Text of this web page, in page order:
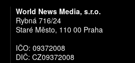
World News Media, s.r.o.
Rybná 716/24
Staré Město, 110 00 Praha
IČO: 09372008
DIČ: CZ09372008